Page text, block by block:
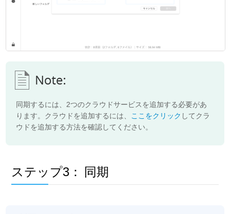
同期するには、2つのクラウドサービスを追加する必要があ
ります。クラウドを追加するには、
ここをクリック してクラ
ウドを追加する方法を確認してください。
ステップ3： 同期